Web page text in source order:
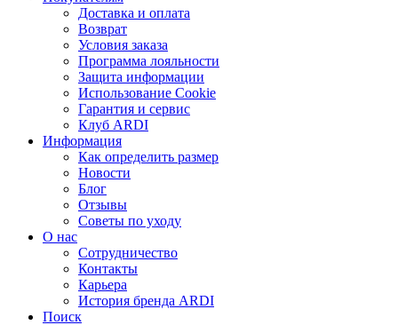
Доставка и оплата
Возврат
Условия заказа
Программа лояльности
Защита информации
Использование Cookie
Гарантия и сервис
Клуб ARDI
Информация
Как определить размер
Новости
Блог
Отзывы
Советы по уходу
О нас
Сотрудничество
Контакты
Карьера
История бренда ARDI
Поиск